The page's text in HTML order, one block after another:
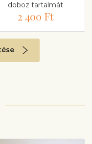
doboz tartalmát
2 400 Ft